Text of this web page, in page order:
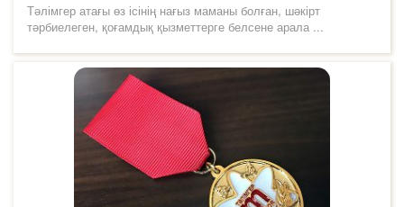
Тәлімгер атағы өз ісінің нағыз маманы болған, шәкірт
тәрбиелеген, қоғамдық қызметтерге белсене арала ...